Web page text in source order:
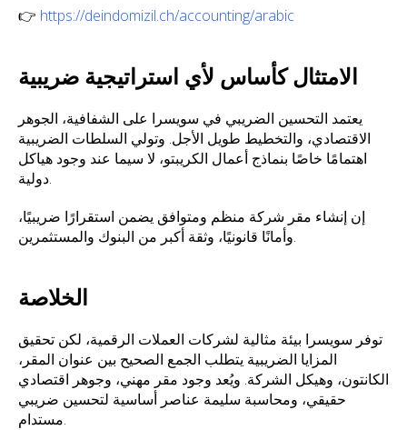
👉 https://deindomizil.ch/accounting/arabic
الامتثال كأساس لأي استراتيجية ضريبية
يعتمد التحسين الضريبي في سويسرا على الشفافية، الجوهر
الاقتصادي، والتخطيط طويل الأجل. وتولي السلطات الضريبية
اهتمامًا خاصًا بنماذج أعمال الكريبتو، لا سيما عند وجود هياكل
دولية.
إن إنشاء مقر شركة منظم ومتوافق يضمن استقرارًا ضريبيًا،
وأمانًا قانونيًا، وثقة أكبر من البنوك والمستثمرين.
الخلاصة
توفر سويسرا بيئة مثالية لشركات العملات الرقمية، لكن تحقيق
المزايا الضريبية يتطلب الجمع الصحيح بين عنوان المقر،
الكانتون، وهيكل الشركة. ويُعد وجود مقر مهني، وجوهر اقتصادي
حقيقي، ومحاسبة سليمة عناصر أساسية لتحسين ضريبي
مستدام.